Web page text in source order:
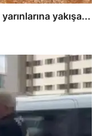
yakışa...